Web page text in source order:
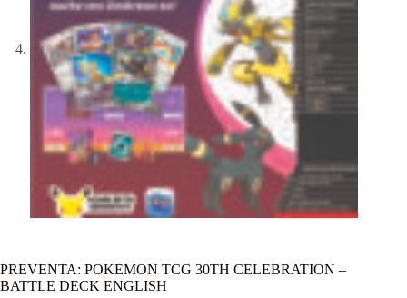
PREVENTA: POKEMON TCG 30TH CELEBRATION –
BATTLE DECK ENGLISH